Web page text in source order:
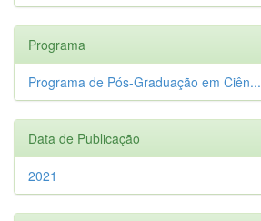
Programa
Programa de Pós-Graduação em Ciên...
Data de Publicação
2021